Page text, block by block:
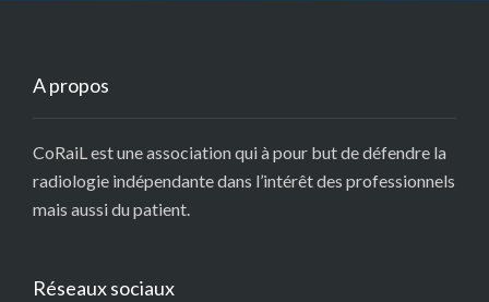
A propos
CoRaiL est une association qui à pour but de défendre la
radiologie indépendante dans l’intérêt des professionnels
mais aussi du patient.
Réseaux sociaux